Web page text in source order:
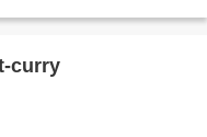
curry